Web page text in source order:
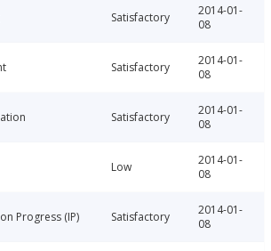
Satisfactory
2014-01-
08
Satisfactory
2014-01-
08
Satisfactory
2014-01-
08
Low
2014-01-
08
Progress (IP) Satisfactory
2014-01-
08